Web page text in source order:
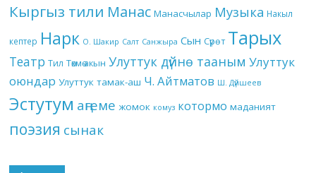
Кыргыз тили Манас Манасчылар Музыка Накыл
кептер Нарк О. Шакир Салт Санжыра Сын Сүрөт Тарых
Театр Тил Төкмө акын Улуттук дүйнө тааным Улуттук
оюндар Улуттук тамак-аш Ч. Айтматов Ш. Дүйшеев
Эстутум аңгеме жомок комуз котормо маданият
поэзия сынак